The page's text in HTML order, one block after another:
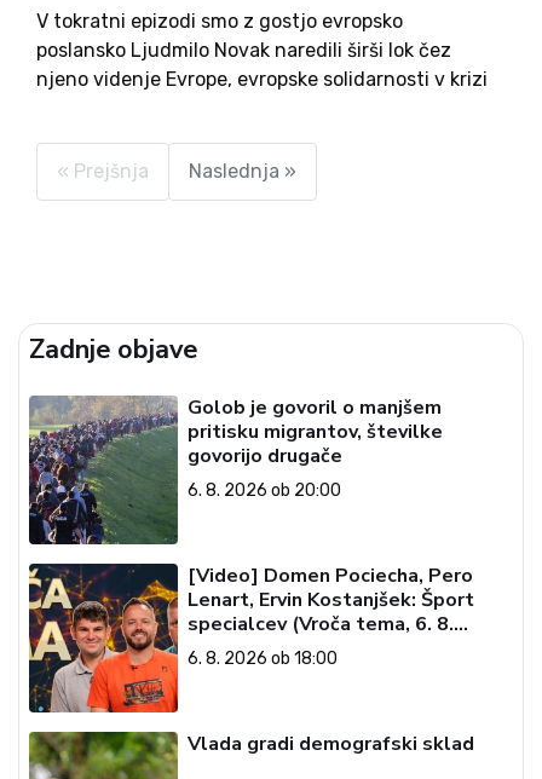
V tokratni epizodi smo z gostjo evropsko
poslansko Ljudmilo Novak naredili širši lok čez
njeno videnje Evrope, evropske solidarnosti v krizi
obravnavane enako, ali institucije odločajo bolj po
političnih vatlih pri vprašanju...
« Prejšnja Naslednja »
Zadnje objave
Golob je govoril o manjšem
pritisku migrantov, številke
govorijo drugače
6. 8. 2026 ob 20:00
[Video] Domen Pociecha, Pero
Lenart, Ervin Kostanjšek: Šport
specialcev (Vroča tema, 6. 8.
2026)
6. 8. 2026 ob 18:00
Vlada gradi demografski sklad